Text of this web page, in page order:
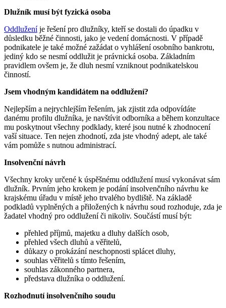
Dlužník musí být fyzická osoba
Oddluženíje řešení pro dlužníky, kteří se dostali do úpadku v
důsledku běžné činnosti, jako je vedení domácnosti. V případě
podnikatele je také možné zažádat o vyhlášení osobního bankrotu,
jediný kdo se nesmí oddlužit je právnická osoba. Základním
pravidlem ovšem je, že dluh nesmí vzniknout podnikatelskou
činností.
Jsem vhodným kandidátem na oddlužení?
Nejlepším a nejrychlejším řešením, jak zjistit zda odpovídáte
danému profilu dlužníka, je navštívit odborníka a během konzultace
mu poskytnout všechny podklady, které jsou nutné k zhodnocení
vaší situace. Ten nejen zhodnotí, zda jste vhodný adept, ale také
vám pomůže s nutnou administrací.
Insolvenční návrh
Všechny kroky určené k úspěšnému oddlužení musí vykonávat sám
dlužník. Prvním jeho krokem je podání insolvenčního návrhu ke
krajskému úřadu v místě jeho trvalého bydliště. Na základě
podkladů vyplněných a přiložených k návrhu soud rozhoduje, zda je
žadatel vhodný pro oddlužení či nikoliv. Součástí musí být:
přehled příjmů, majetku a dluhy dalších osob,
přehled všech dluhů a věřitelů,
důkazy o prokázání neschopnosti splácet dluhy,
souhlas věřitelů s tímto řešením,
souhlas zákonného partnera,
představa dlužníka o oddlužení.
Rozhodnutí insolvenčního soudu